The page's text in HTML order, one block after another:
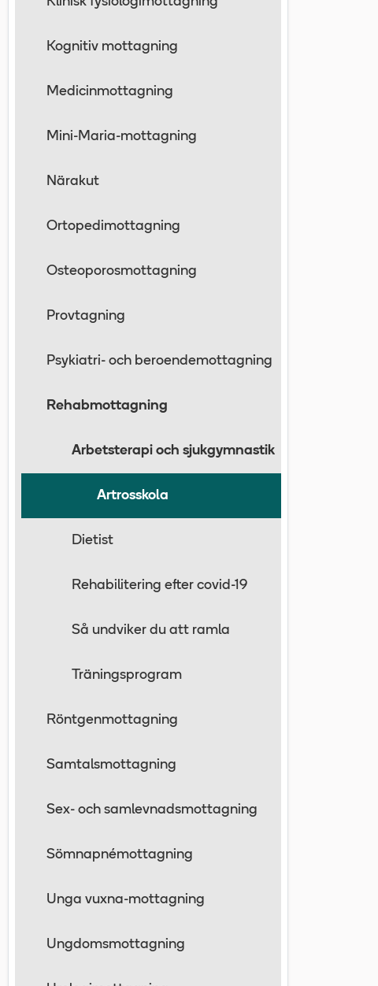
Kognitiv mottagning
Medicinmottagning
Mini-Maria-mottagning
Närakut
Ortopedimottagning
Osteoporosmottagning
Provtagning
Psykiatri- och beroendemottagning
Rehabmottagning
Arbetsterapi och sjukgymnastik
Artrosskola
Dietist
Rehabilitering efter covid-19
Så undviker du att ramla
Träningsprogram
Röntgenmottagning
Samtalsmottagning
Sex- och samlevnadsmottagning
Sömnapnémottagning
Unga vuxna-mottagning
Ungdomsmottagning